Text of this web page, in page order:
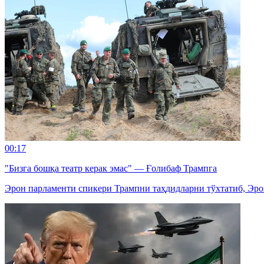
00:17
"Бизга бошқа театр керак эмас" — Ғолибаф Трампга
Эрон парламенти спикери Трампни таҳдидларни тўхтатиб,